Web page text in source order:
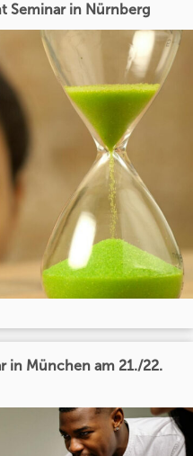
Seminar in Nürnberg
in München am 21./22.